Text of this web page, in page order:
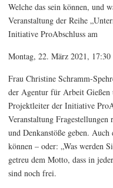
Welche das sein können, und
Veranstaltung der Reihe
Initiative ProAbschluss am
Montag, 22. März 2021,
Frau Christine Schramm-
der Agentur für Arbeit Gießen
Projektleiter der Initiative
Veranstaltung
und Denkanstöße geben.
können – oder: „Was werden
getreu dem Motto, dass in
sind noch frei.